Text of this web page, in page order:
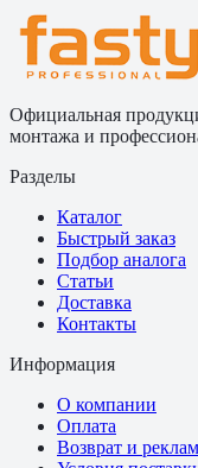
Официальная
монтажа и
Разделы
Каталог
Быстрый заказ
Подбор аналога
Статьи
Доставка
Контакты
Информация
О компании
Оплата
Возврат и